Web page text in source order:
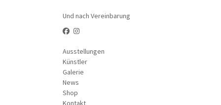
Und nach Vereinbarung
Ausstellungen
Künstler
Galerie
News
Shop
Kontakt